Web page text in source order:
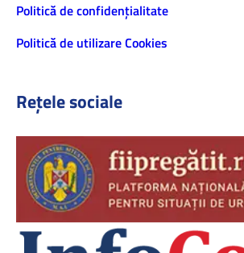
Politică de confidenţialitate
Politică de utilizare Cookies
Rețele sociale